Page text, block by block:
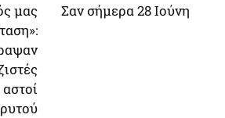
μας
Σαν σήμερα 28 Ιούνη